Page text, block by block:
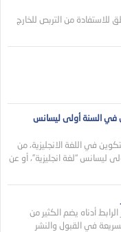
للاستفادة من التربص للخارج
في السنة أولى ليسانس
في اللغة الانجليزية، من
ليسانس “لغة انجليزية”، أو عن
أدناه يضم الكثير من
في القبول والنشر